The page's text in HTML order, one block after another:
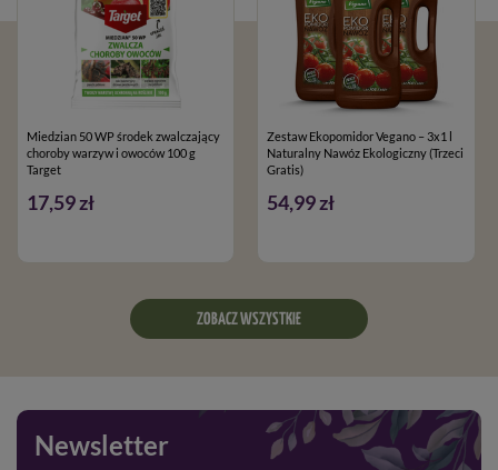
Miedzian 50 WP środek zwalczający
choroby warzyw i owoców 100 g
Target
17,59 zł
Zestaw Ekopomidor Vegano – 3x1 l
Naturalny Nawóz Ekologiczny (Trzeci
Gratis)
54,99 zł
ZOBACZ WSZYSTKIE
Newsletter